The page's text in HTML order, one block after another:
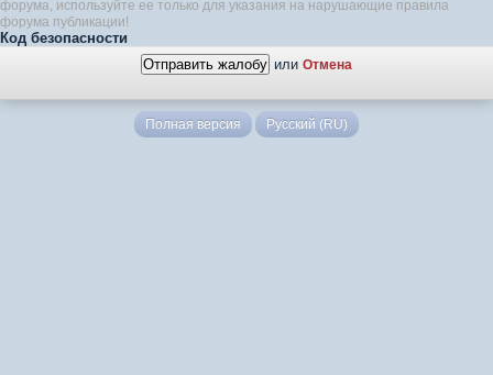
форума, используйте ее только для указания на нарушающие правила
форума публикации!
Код безопасности
или Отмена
Полная версия Русский (RU)